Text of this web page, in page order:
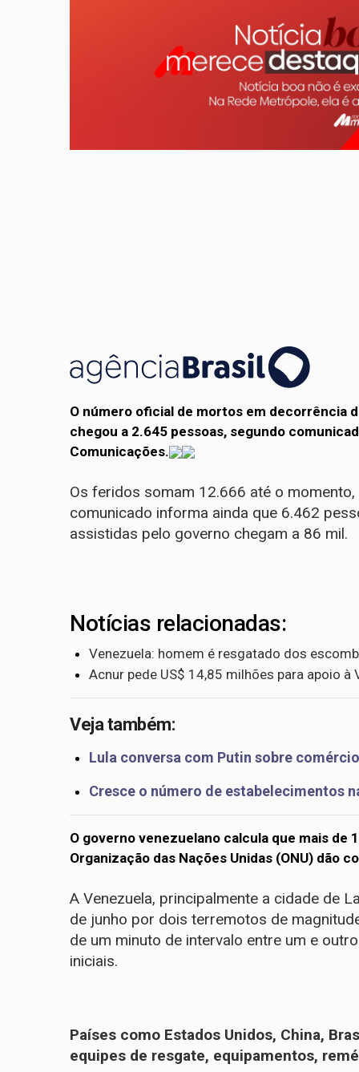
O número oficial de mortos em decorrência
chegou a 2.645 pessoas, segundo
Comunicações.
Os feridos somam 12.666 até o
comunicado informa ainda que 6.462
assistidas pelo governo chegam a 86 mil.
Notícias relacionadas:
Venezuela: homem é resgatado dos
Acnur pede US$ 14,85 milhões para apoio
Veja também:
Lula conversa com Putin sobre
Cresce o número de estabelecimentos
O governo venezuelano calcula que mais de
Organização das Nações Unidas (ONU) dão
A Venezuela, principalmente a cidade de
de junho por dois terremotos de
de um minuto de intervalo entre um e
iniciais.
Países como Estados Unidos, China,
equipes de resgate, equipamentos,